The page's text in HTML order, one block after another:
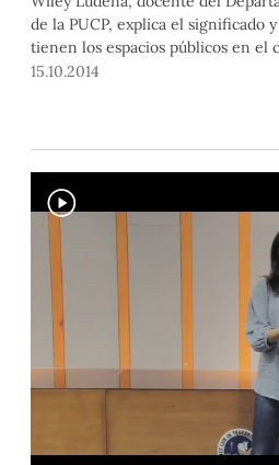
de la PUCP, explica el significado
tienen los espacios públicos en el
estos han cambiado de manera
15.10.2014